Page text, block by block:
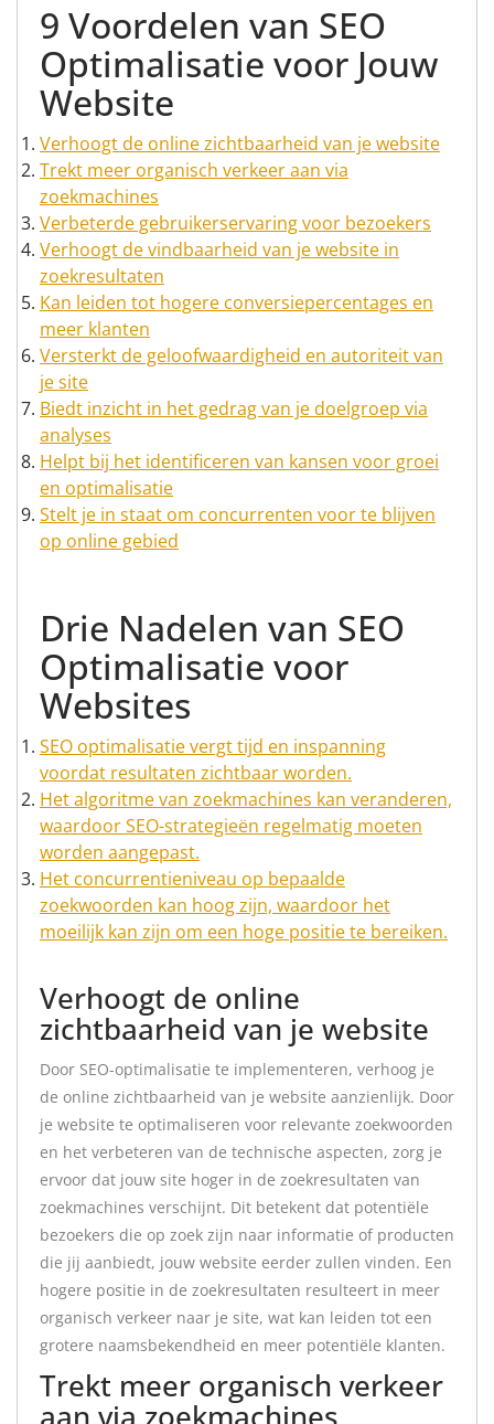
9 Voordelen van SEO
Optimalisatie voor Jouw
Website
Verhoogt de online zichtbaarheid van je website
Trekt meer organisch verkeer aan via
zoekmachines
Verbeterde gebruikerservaring voor bezoekers
Verhoogt de vindbaarheid van je website in
zoekresultaten
Kan leiden tot hogere conversiepercentages en
meer klanten
Versterkt de geloofwaardigheid en autoriteit van
je site
Biedt inzicht in het gedrag van je doelgroep via
analyses
Helpt bij het identificeren van kansen voor groei
en optimalisatie
Stelt je in staat om concurrenten voor te blijven
op online gebied
Drie Nadelen van SEO
Optimalisatie voor
Websites
SEO optimalisatie vergt tijd en inspanning
voordat resultaten zichtbaar worden.
Het algoritme van zoekmachines kan veranderen,
waardoor SEO-strategieën regelmatig moeten
worden aangepast.
Het concurrentieniveau op bepaalde
zoekwoorden kan hoog zijn, waardoor het
moeilijk kan zijn om een hoge positie te bereiken.
Verhoogt de online
zichtbaarheid van je website
Door SEO-optimalisatie te implementeren, verhoog je
de online zichtbaarheid van je website aanzienlijk. Door
je website te optimaliseren voor relevante zoekwoorden
en het verbeteren van de technische aspecten, zorg je
ervoor dat jouw site hoger in de zoekresultaten van
zoekmachines verschijnt. Dit betekent dat potentiële
bezoekers die op zoek zijn naar informatie of producten
die jij aanbiedt, jouw website eerder zullen vinden. Een
hogere positie in de zoekresultaten resulteert in meer
organisch verkeer naar je site, wat kan leiden tot een
grotere naamsbekendheid en meer potentiële klanten.
Trekt meer organisch verkeer